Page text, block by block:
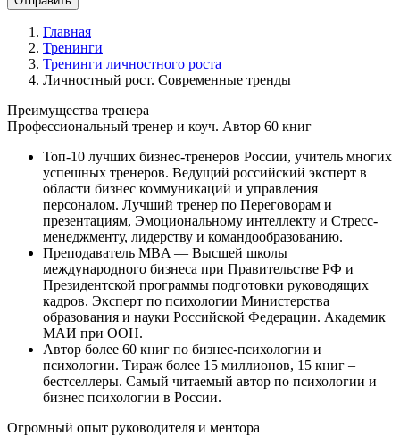
Главная
Тренинги
Тренинги личностного роста
Личностный рост. Современные тренды
Преимущества тренера
Профессиональный тренер и коуч. Автор 60 книг
Топ-10 лучших бизнес-тренеров России, учитель многих
успешных тренеров. Ведущий российский эксперт в
области бизнес коммуникаций и управления
персоналом. Лучший тренер по Переговорам и
презентациям, Эмоциональному интеллекту и Стресс-
менеджменту, лидерству и командообразованию.
Преподаватель MBA — Высшей школы
международного бизнеса при Правительстве РФ и
Президентской программы подготовки руководящих
кадров. Эксперт по психологии Министерства
образования и науки Российской Федерации. Академик
МАИ при ООН.
Автор более 60 книг по бизнес-психологии и
психологии. Тираж более 15 миллионов, 15 книг –
бестселлеры. Самый читаемый автор по психологии и
бизнес психологии в России.
Огромный опыт руководителя и ментора